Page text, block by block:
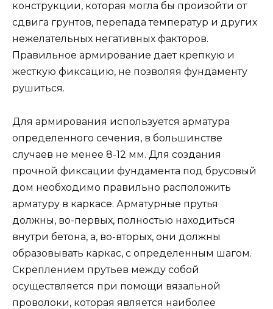
конструкции, которая могла бы произойти от
сдвига грунтов, перепада температур и других
нежелательных негативных факторов.
Правильное армирование дает крепкую и
жесткую фиксацию, не позволяя фундаменту
рушиться.
Для армирования используется арматура
определенного сечения, в большинстве
случаев не менее 8-12 мм. Для создания
прочной фиксации фундамента под брусовый
дом необходимо правильно расположить
арматуру в каркасе. Арматурные прутья
должны, во-первых, полностью находиться
внутри бетона, а, во-вторых, они должны
образовывать каркас, с определенным шагом.
Скреплением прутьев между собой
осуществляется при помощи вязальной
проволоки, которая является наиболее